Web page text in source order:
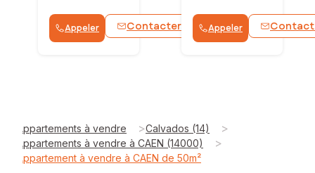
Appeler Contacter WhatsApp
Appeler
Appartements à vendre >Calvados (14) >
Appartements à vendre à CAEN (14000) >
Appartement à vendre à CAEN de 50m²